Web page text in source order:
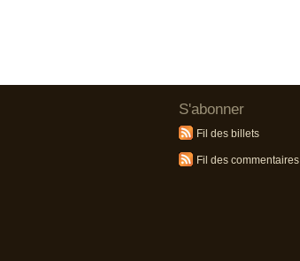
S'abonner
Fil des billets
Fil des commentaires